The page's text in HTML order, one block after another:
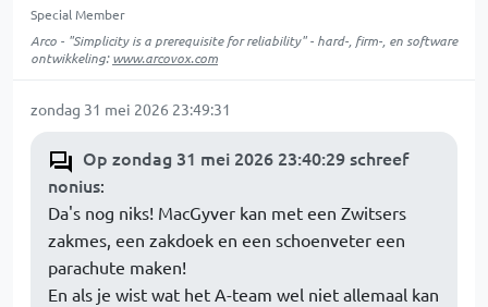
Special Member
Arco - "Simplicity is a prerequisite for reliability" - hard-, firm-, en software
ontwikkeling:www.arcovox.com
zondag 31 mei 2026 23:49:31
Op zondag 31 mei 2026 23:40:29 schreef
nonius:
Da's nog niks! MacGyver kan met een Zwitsers
zakmes, een zakdoek en een schoenveter een
parachute maken!
En als je wist wat het A-team wel niet allemaal kan